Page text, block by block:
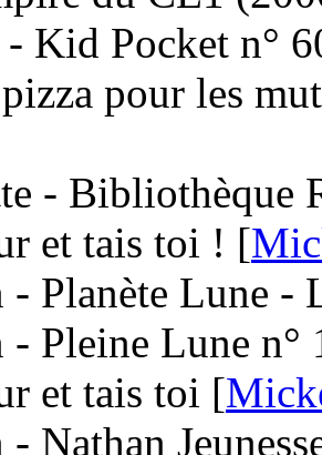
- Kid Pocket n°
pour les
- Bibliothèque
et tais toi ! [
- Planète Lune -
- Pleine Lune n°
et tais toi [
- Nathan